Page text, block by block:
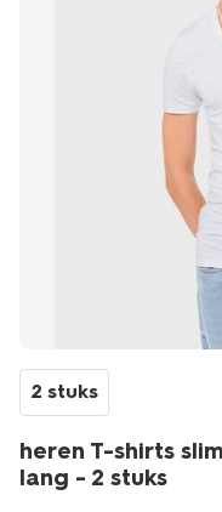
2 stuks
heren T-shirts
lang - 2 stuks